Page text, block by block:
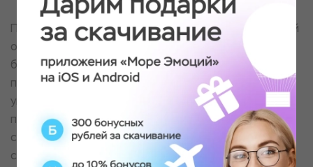
Под руководством опытного инструктора, который
обучает технике, стойке и следит за
безопасностью, даже младшие участники смогут
попробовать свои силы и почувствовать себя
уверенно. Совместное преодоление задач,
поддержка друг друга и лёгкое соревнование
создают тёплую атмосферу и дарят яркие
семейные воспоминания.